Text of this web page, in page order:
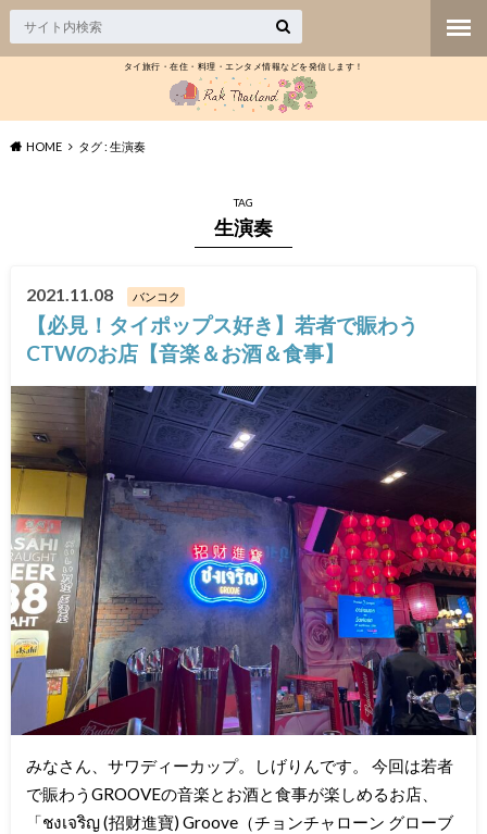
タイ旅行・在住・料理・エンタメ情報などを発信します！
HOME タグ : 生演奏
TAG
生演奏
2021.11.08 バンコク
【必見！タイポップス好き】若者で賑わう
CTWのお店【音楽＆お酒＆食事】
みなさん、サワディーカップ。しげりんです。 今回は若者
で賑わうGROOVEの音楽とお酒と食事が楽しめるお店、
「ชงเจริญ (招财進寶) Groove（チョンチャローン グローブ